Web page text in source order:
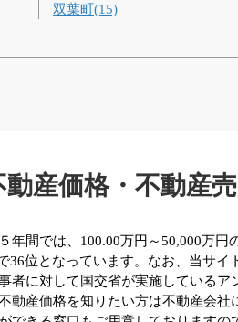
双葉町(15)
産価格・不動産
間では、100.00万円～50,000万
位となっています。なお、当サ
に対して国交省が実施している
産価格を知りたい方は不動産会